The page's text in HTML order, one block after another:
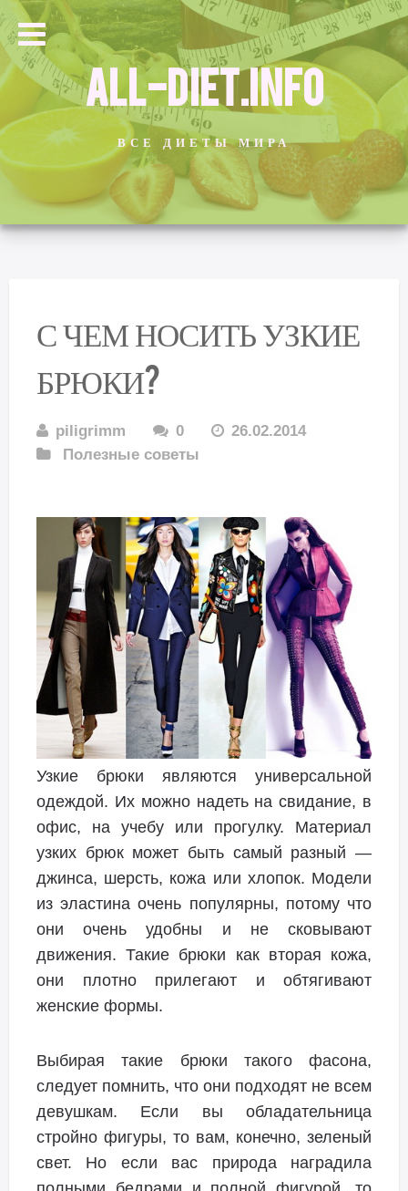
ALL-DIET.INFO
ВСЕ ДИЕТЫ МИРА
С ЧЕМ НОСИТЬ УЗКИЕ
БРЮКИ?
piligrimm 0
26.02.2014
Полезные советы
Узкие брюки являются универсальной
одеждой. Их можно надеть на свидание, в
офис, на учебу или прогулку. Материал
узких брюк может быть самый разный —
джинса, шерсть, кожа или хлопок. Модели
из эластина очень популярны, потому что
они очень удобны и не сковывают
движения. Такие брюки как вторая кожа,
они плотно прилегают и обтягивают
женские формы.
Выбирая такие брюки такого фасона,
следует помнить, что они подходят не всем
девушкам. Если вы обладательница
стройно фигуры, то вам, конечно, зеленый
свет. Но если вас природа наградила